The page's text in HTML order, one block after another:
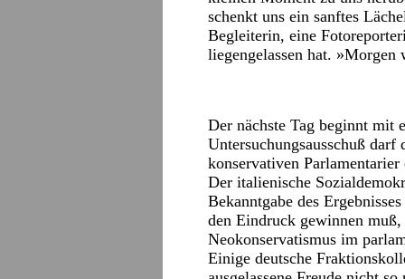
schenkt uns ein sanftes
Begleiterin, eine
liegengelassen hat.
Der nächste Tag beginnt mit
Untersuchungsausschuß
konservativen
Der italienische
Bekanntgabe des
den Eindruck gewinnen
Neokonservatismus im
Einige deutsche